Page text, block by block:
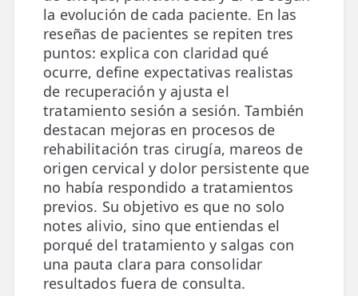
🧠 Fisioterapia Neurológica
🧍 Fisioterapia Vestibular
🫁 Fisioterapia Respiratoria
👶 Fisioterapia Pediátrica
TRATAMIENTOS
✅ Punción Seca
✅ Ondas de Choque
✅ EPTE - EPI
la evolución de cada paciente. En las
reseñas de pacientes se repiten tres
puntos: explica con claridad qué
ocurre, define expectativas realistas
de recuperación y ajusta el
tratamiento sesión a sesión. También
destacan mejoras en procesos de
rehabilitación tras cirugía, mareos de
origen cervical y dolor persistente que
no había respondido a tratamientos
previos. Su objetivo es que no solo
notes alivio, sino que entiendas el
porqué del tratamiento y salgas con
una pauta clara para consolidar
resultados fuera de consulta.